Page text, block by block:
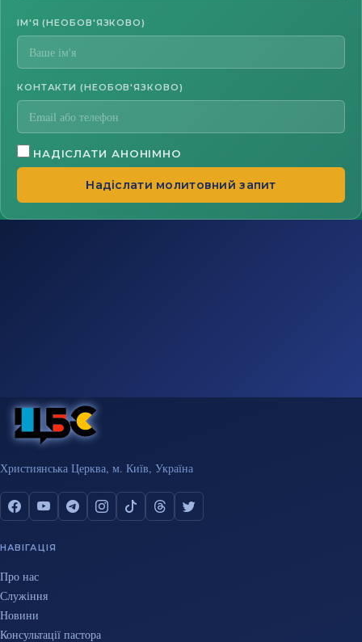
ІМ'Я (НЕОБОВ'ЯЗКОВО)
КОНТАКТИ (НЕОБОВ'ЯЗКОВО)
НАДІСЛАТИ АНОНІМНО
Надіслати молитовний запит
Християнська Церква, м. Київ, Україна
НАВІГАЦІЯ
Про нас
Служіння
Новини
Консультації пастора